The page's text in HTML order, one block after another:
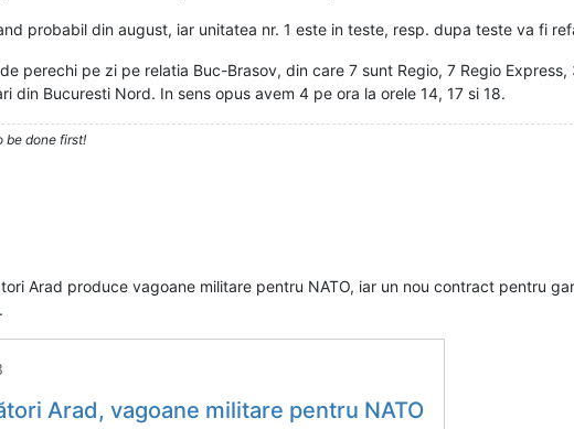
probabil din august, iar unitatea nr. 1 este in teste, resp. dupa teste va fi
perechi pe zi pe relatia Buc-Brasov, din care 7 sunt Regio, 7 Regio
din Bucuresti Nord. In sens opus avem 4 pe ora la orele 14, 17 si 18.
be done first!
Arad produce vagoane militare pentru NATO, iar un nou contract pentru
Arad, vagoane militare pentru NATO